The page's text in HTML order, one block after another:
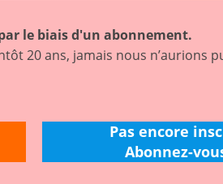
le biais d'un abonnement.
20 ans, jamais nous n’aurions
Pas encore
Abonnez-